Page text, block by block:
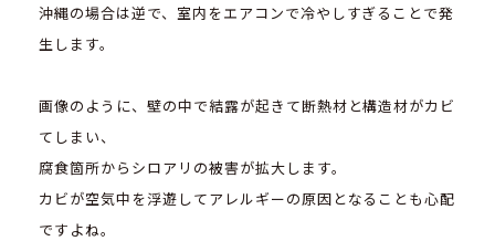
沖縄の場合は逆で、室内をエアコンで冷やしすぎることで発
生します。
画像のように、壁の中で結露が起きて断熱材と構造材がカビ
てしまい、
腐食箇所からシロアリの被害が拡大します。
カビが空気中を浮遊してアレルギーの原因となることも心配
ですよね。